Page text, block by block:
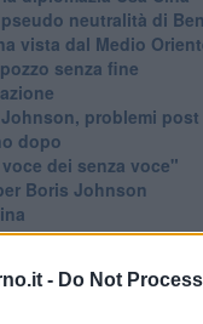
- Do Not
neutralità di
vista dal Medio
senza fine
problemi
dopo
dei senza voce"
Boris Johnson
si mischiano le
palestinese ignorata
sfidare l'Occidente